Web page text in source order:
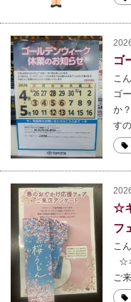
ゴ
こ
ゴ
か
す
☆
フ
こ
☆
ご